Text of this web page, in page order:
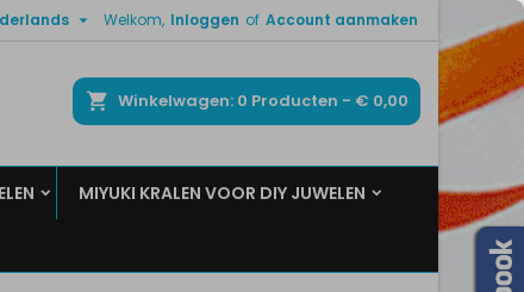
Welkom, Inloggen of Account aanmaken

Winkelwagen 0 Producten - € 0,00
MIYUKI KRALEN VOOR DIY JUWELEN